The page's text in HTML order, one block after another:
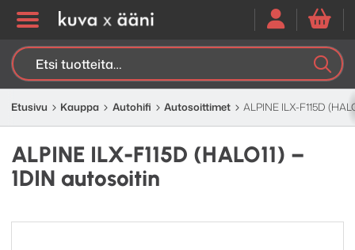
Etsi:
Etusivu Kauppa Autohifi Autosoittimet ALPINE ILX-F115D
ALPINE ILX-F115D (HALO11) –
1DIN autosoitin